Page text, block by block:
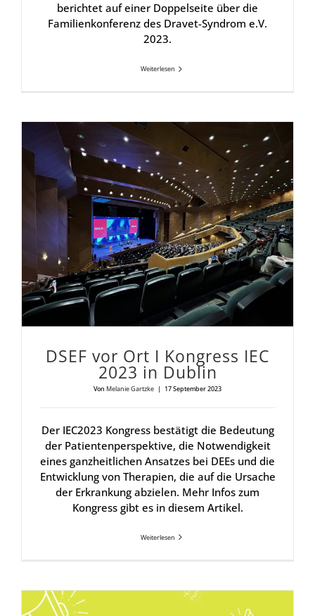
berichtet auf einer Doppelseite über die
Familienkonferenz des Dravet-Syndrom e.V.
2023.
Weiterlesen
DSEF vor Ort I Kon­gress IEC
2023 in Dub­lin
Von Melanie Gartzke | 17 September 2023
Der IEC2023 Kongress bestätigt die Bedeutung
der Patientenperspektive, die Notwendigkeit
eines ganzheitlichen Ansatzes bei DEEs und die
Entwicklung von Therapien, die auf die Ursache
der Erkrankung abzielen. Mehr Infos zum
Kongress gibt es in diesem Artikel.
Weiterlesen